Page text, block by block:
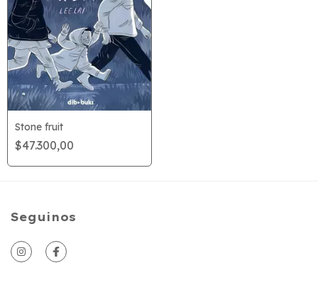
Stone fruit
$47.300,00
Seguinos